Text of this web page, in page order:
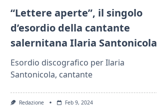
“Lettere aperte”, il singolo
d’esordio della cantante
salernitana Ilaria Santonicola
Esordio discografico per Ilaria
Santonicola, cantante
Redazione Feb 9, 2024